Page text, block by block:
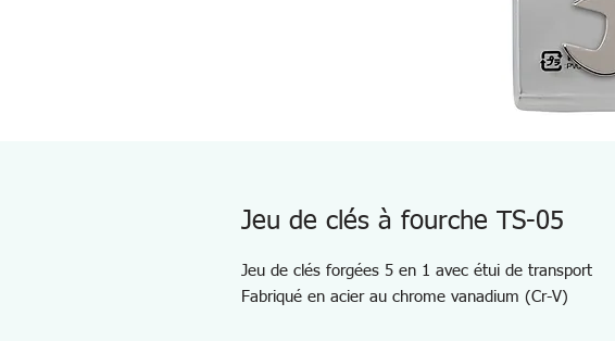
Jeu de clés à fourche TS-05
Jeu de clés forgées 5 en 1 avec étui de transport
Fabriqué en acier au chrome vanadium (Cr-V)